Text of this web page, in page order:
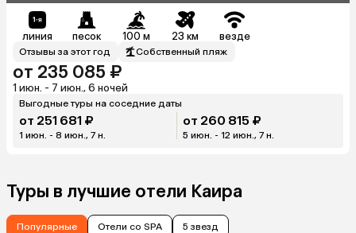
линия песок 100 м 23 км везде
Отзывы за этот год Собственный пляж
от 235 085 ₽
1 июн. - 7 июн., 6 ночей
Выгодные туры на соседние даты
от 251 681 ₽
1 июн. - 8 июн., 7 н.
от 260 815 ₽
5 июн. - 12 июн., 7 н.
Туры в лучшие отели Каира
Популярные Отели со SPA 5 звезд